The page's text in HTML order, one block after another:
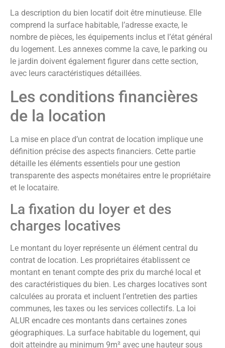
La description du bien locatif doit être minutieuse. Elle
comprend la surface habitable, l’adresse exacte, le
nombre de pièces, les équipements inclus et l’état général
du logement. Les annexes comme la cave, le parking ou
le jardin doivent également figurer dans cette section,
avec leurs caractéristiques détaillées.
Les conditions financières
de la location
La mise en place d’un contrat de location implique une
définition précise des aspects financiers. Cette partie
détaille les éléments essentiels pour une gestion
transparente des aspects monétaires entre le propriétaire
et le locataire.
La fixation du loyer et des
charges locatives
Le montant du loyer représente un élément central du
contrat de location. Les propriétaires établissent ce
montant en tenant compte des prix du marché local et
des caractéristiques du bien. Les charges locatives sont
calculées au prorata et incluent l’entretien des parties
communes, les taxes ou les services collectifs. La loi
ALUR encadre ces montants dans certaines zones
géographiques. La surface habitable du logement, qui
doit atteindre au minimum 9m² avec une hauteur sous